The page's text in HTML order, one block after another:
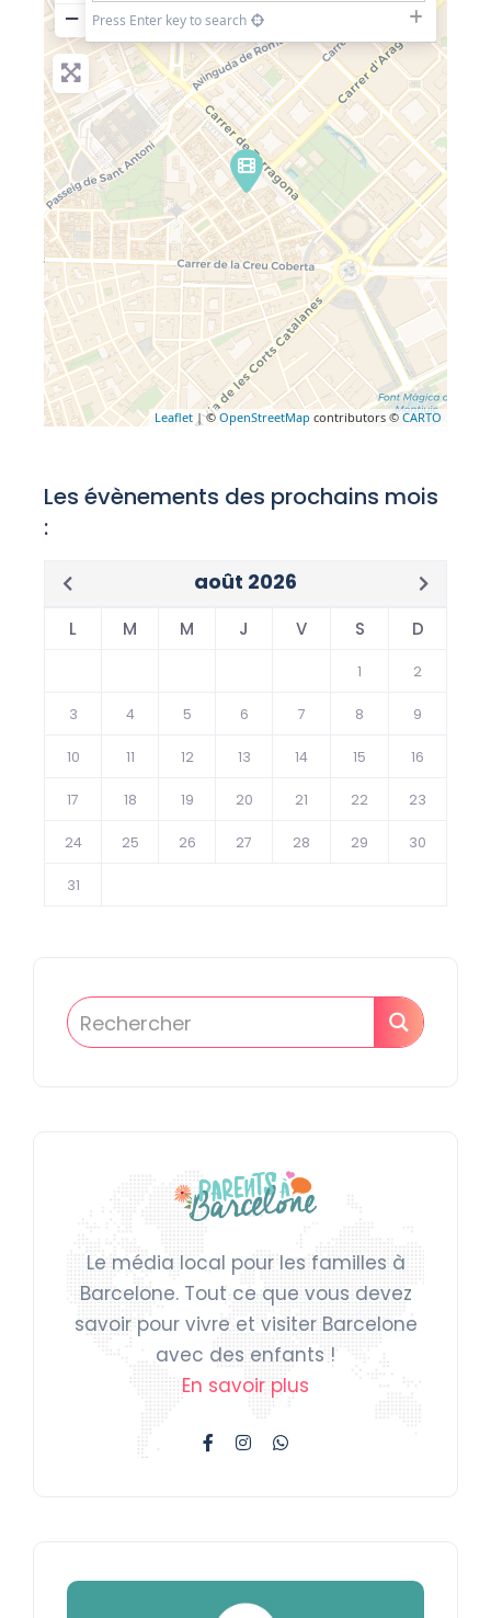
−
Press Enter key to search
Leaflet | ©OpenStreetMap contributors ©CARTO
Les évènements des prochains mois
:
août 2026
L M M J V S D
1 2
3 4 5 6 7 8 9
10 11 12 13 14 15 16
17 18 19 20 21 22 23
24 25 26 27 28 29 30
31
Le média local pour les familles à
Barcelone. Tout ce que vous devez
savoir pour vivre et visiter Barcelone
avec des enfants !
En savoir plus